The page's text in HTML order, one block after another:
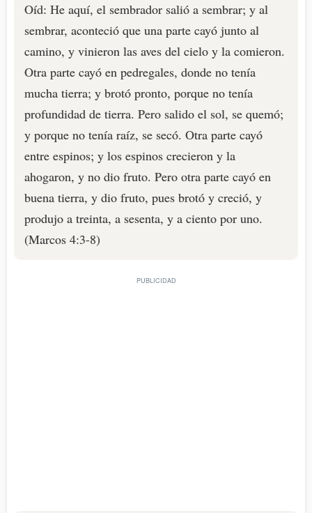
Oíd: He aquí, el sembrador salió a sembrar; y al
sembrar, aconteció que una parte cayó junto al
camino, y vinieron las aves del cielo y la comieron.
Otra parte cayó en pedregales, donde no tenía
mucha tierra; y brotó pronto, porque no tenía
profundidad de tierra. Pero salido el sol, se quemó;
y porque no tenía raíz, se secó. Otra parte cayó
entre espinos; y los espinos crecieron y la
ahogaron, y no dio fruto. Pero otra parte cayó en
buena tierra, y dio fruto, pues brotó y creció, y
produjo a treinta, a sesenta, y a ciento por uno.
(Marcos 4:3-8)